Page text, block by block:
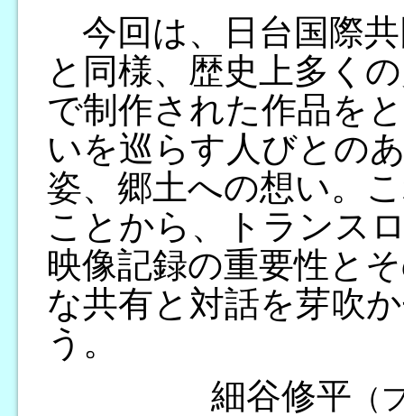
今回は、日台国際
と同様、歴史上多く
で制作された作品を
いを巡らす人びとの
姿、郷土への想い。
ことから、トランス
映像記録の重要性と
な共有と対話を芽吹
う。
細谷修平 （